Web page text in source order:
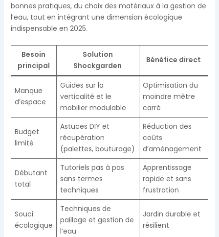
bonnes pratiques, du choix des matériaux à la gestion de
l’eau, tout en intégrant une dimension écologique
indispensable en 2025.
Besoin
principal
Solution
Shockgarden
Bénéfice direct
Manque
d’espace
Guides sur la
verticalité et le
mobilier modulable
Optimisation du
moindre mètre
carré
Budget
limité
Astuces DIY et
récupération
(palettes, bouturage)
Réduction des
coûts
d’aménagement
Débutant
total
Tutoriels pas à pas
sans termes
techniques
Apprentissage
rapide et sans
frustration
Souci
écologique
Techniques de
paillage et gestion de
l’eau
Jardin durable et
résilient